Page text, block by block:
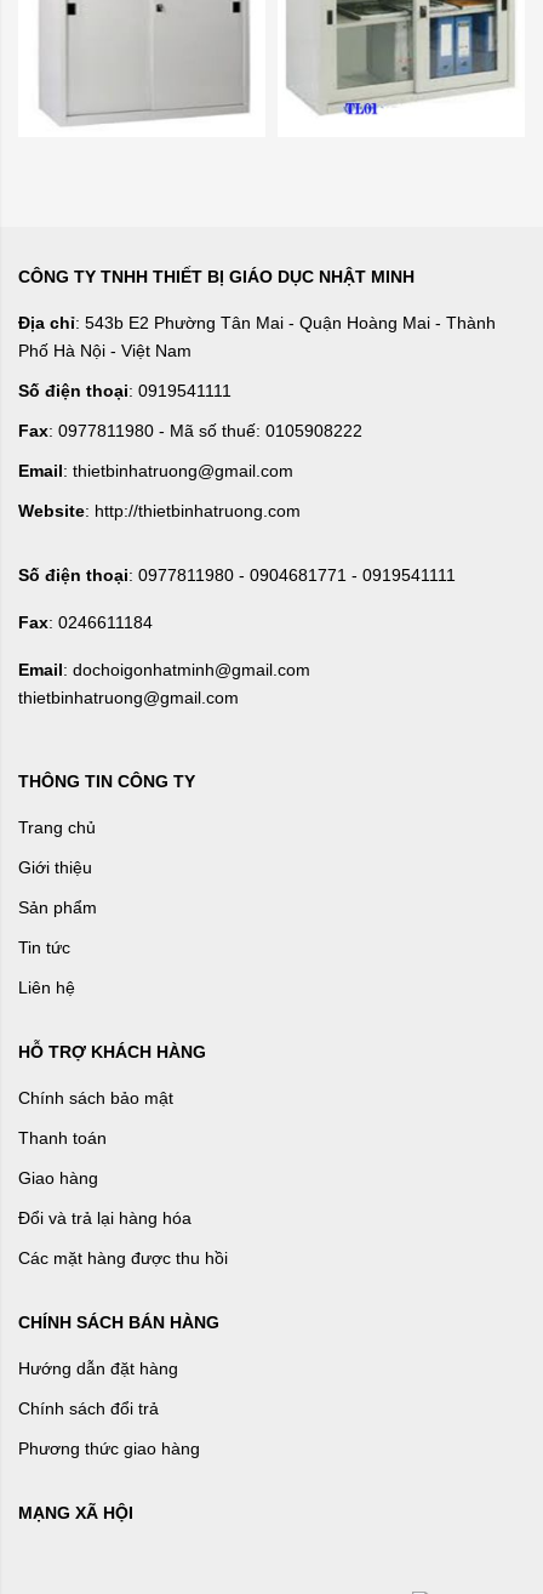
CÔNG TY TNHH THIẾT BỊ GIÁO DỤC NHẬT MINH
Địa chỉ: 543b E2 Phường Tân Mai - Quận Hoàng Mai - Thành
Phố Hà Nội - Việt Nam
Số điện thoại: 0919541111
Fax: 0977811980 - Mã số thuế: 0105908222
Email: thietbinhatruong@gmail.com
Website: http://thietbinhatruong.com
Số điện thoại: 0977811980 - 0904681771 - 0919541111
Fax: 0246611184
Email: dochoigonhatminh@gmail.com
thietbinhatruong@gmail.com
THÔNG TIN CÔNG TY
Trang chủ
Giới thiệu
Sản phẩm
Tin tức
Liên hệ
HỖ TRỢ KHÁCH HÀNG
Chính sách bảo mật
Thanh toán
Giao hàng
Đổi và trả lại hàng hóa
Các mặt hàng được thu hồi
CHÍNH SÁCH BÁN HÀNG
Hướng dẫn đặt hàng
Chính sách đổi trả
Phương thức giao hàng
MẠNG XÃ HỘI